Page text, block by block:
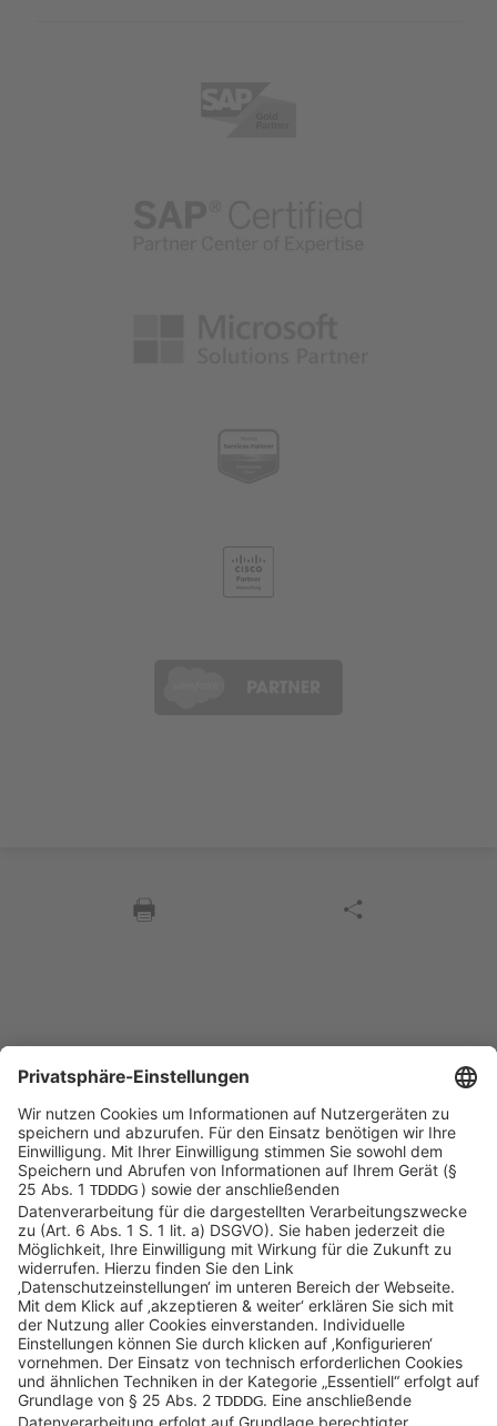
Sycor Kontakt
info@sycor.de
+49 551 490 0
©SYCOR GmbH
Impressum
Datenschutz